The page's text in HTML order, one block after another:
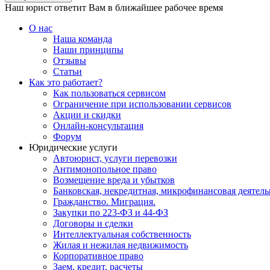
Наш юрист ответит Вам в ближайшее рабочее время
О нас
Наша команда
Наши принципы
Отзывы
Статьи
Как это работает?
Как пользоваться сервисом
Ограничение при использовании сервисов
Акции и скидки
Онлайн-консультация
Форум
Юридические услуги
Автоюрист, услуги перевозки
Антимонопольное право
Возмещение вреда и убытков
Банковская, некредитная, микрофинансовая
Гражданство. Миграция.
Закупки по 223-ФЗ и 44-ФЗ
Договоры и сделки
Интеллектуальная собственность
Жилая и нежилая недвижимость
Корпоративное право
Заем, кредит, расчеты